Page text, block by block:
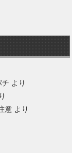
チ より
意より